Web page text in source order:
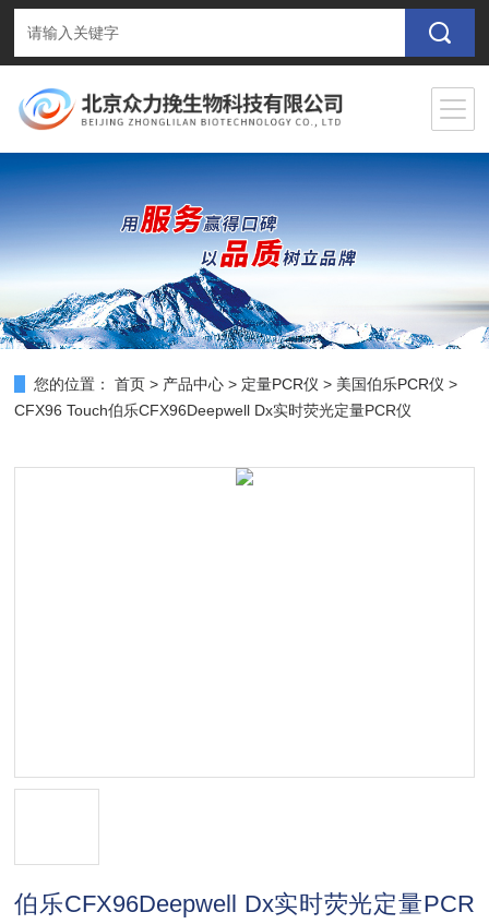
您的位置： 首页 > 产品中心 > 定量PCR仪 > 美国伯乐PCR仪 >
CFX96 Touch伯乐CFX96Deepwell Dx实时荧光定量PCR仪
伯乐CFX96Deepwell Dx实时荧光定量PCR